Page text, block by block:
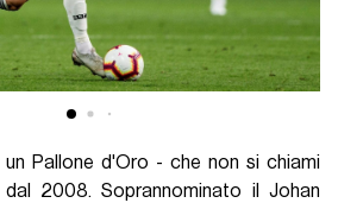
un Pallone d'Oro - che non si chiami
2008. Soprannominato il Johan